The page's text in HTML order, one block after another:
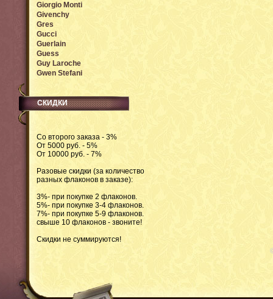
Giorgio Monti
Givenchy
Gres
Gucci
Guerlain
Guess
Guy Laroche
Gwen Stefani
СКИДКИ
Со второго заказа - 3%
От 5000 руб. - 5%
От 10000 руб. - 7%
Разовые скидки (за количество
разных флаконов в заказе):
3%- при покупке 2 флаконов.
5%- при покупке 3-4 флаконов.
7%- при покупке 5-9 флаконов.
свыше 10 флаконов - звоните!
Скидки не суммируются!